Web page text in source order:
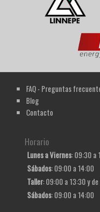
FAQ - Preguntas
Blog
Contacto
Horario
Lunes a Viernes: 09:30 a
Sábados: 09:00 a 14:00
Taller: 09:00 a 13:30 y
Sábados: 09:00 a 14:00